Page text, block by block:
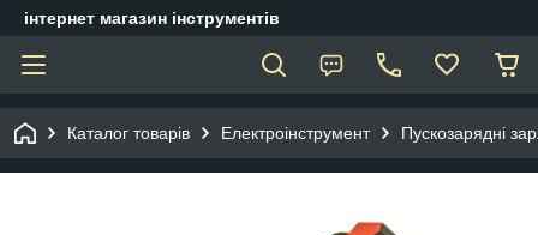
інтернет магазин інструментів
Каталог товарів Електроінструмент Пускозарядні